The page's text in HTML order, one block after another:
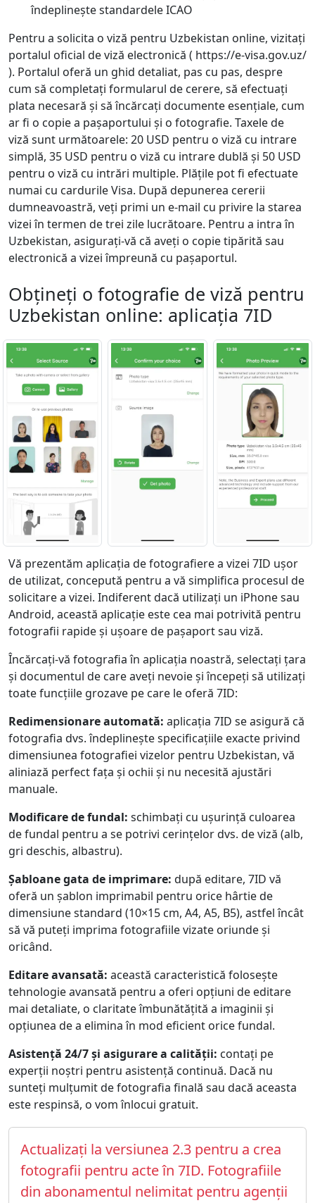
îndeplinește standardele ICAO
Pentru a solicita o viză pentru Uzbekistan online, vizitați
portalul oficial de viză electronică ( https://e-visa.gov.uz/
). Portalul oferă un ghid detaliat, pas cu pas, despre
cum să completați formularul de cerere, să efectuați
plata necesară și să încărcați documente esențiale, cum
ar fi o copie a pașaportului și o fotografie. Taxele de
viză sunt următoarele: 20 USD pentru o viză cu intrare
simplă, 35 USD pentru o viză cu intrare dublă și 50 USD
pentru o viză cu intrări multiple. Plățile pot fi efectuate
numai cu cardurile Visa. După depunerea cererii
dumneavoastră, veți primi un e-mail cu privire la starea
vizei în termen de trei zile lucrătoare. Pentru a intra în
Uzbekistan, asigurați-vă că aveți o copie tipărită sau
electronică a vizei împreună cu pașaportul.
Obțineți o fotografie de viză pentru
Uzbekistan online: aplicația 7ID
Vă prezentăm aplicația de fotografiere a vizei 7ID ușor
de utilizat, concepută pentru a vă simplifica procesul de
solicitare a vizei. Indiferent dacă utilizați un iPhone sau
Android, această aplicație este cea mai potrivită pentru
fotografii rapide și ușoare de pașaport sau viză.
Încărcați-vă fotografia în aplicația noastră, selectați țara
și documentul de care aveți nevoie și începeți să utilizați
toate funcțiile grozave pe care le oferă 7ID:
Redimensionare automată: aplicația 7ID se asigură că
fotografia dvs. îndeplinește specificațiile exacte privind
dimensiunea fotografiei vizelor pentru Uzbekistan, vă
aliniază perfect fața și ochii și nu necesită ajustări
manuale.
Modificare de fundal: schimbați cu ușurință culoarea
de fundal pentru a se potrivi cerințelor dvs. de viză (alb,
gri deschis, albastru).
Șabloane gata de imprimare: după editare, 7ID vă
oferă un șablon imprimabil pentru orice hârtie de
dimensiune standard (10×15 cm, A4, A5, B5), astfel încât
să vă puteți imprima fotografiile vizate oriunde și
oricând.
Editare avansată: această caracteristică folosește
tehnologie avansată pentru a oferi opțiuni de editare
mai detaliate, o claritate îmbunătățită a imaginii și
opțiunea de a elimina în mod eficient orice fundal.
Asistență 24/7 și asigurare a calității: contați pe
experții noștri pentru asistență continuă. Dacă nu
sunteți mulțumit de fotografia finală sau dacă aceasta
este respinsă, o vom înlocui gratuit.
Actualizați la versiunea 2.3 pentru a crea
fotografii pentru acte în 7ID. Fotografiile
din abonamentul nelimitat pentru agenții